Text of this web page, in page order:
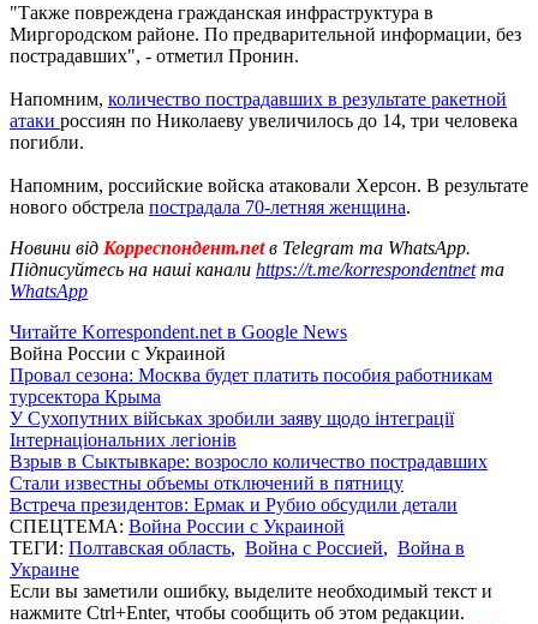
"Также повреждена гражданская инфраструктура в
Миргородском районе. По предварительной информации, без
пострадавших", - отметил Пронин.
Напомним, количество пострадавших в результате ракетной
атаки россиян по Николаеву увеличилось до 14, три человека
погибли.
Напомним, российские войска атаковали Херсон. В результате
нового обстрела пострадала 70-летняя женщина.
Новини від Корреспондент.netв Telegram та WhatsApp.
Підписуйтесь на наші канали https://t.me/korrespondentnetта
WhatsApp
Читайте Korrespondent.net в Google News
Война России с Украиной
Провал сезона: Москва будет платить пособия работникам
турсектора Крыма
У Сухопутних військах зробили заяву щодо інтеграції
Інтернаціональних легіонів
Взрыв в Сыктывкаре: возросло количество пострадавших
Стали известны объемы отключений в пятницу
Встреча президентов: Ермак и Рубио обсудили детали
СПЕЦТЕМА: Война России с Украиной
ТЕГИ: Полтавская область, Война с Россией, Война в
Украине
Если вы заметили ошибку, выделите необходимый текст и
нажмите Ctrl+Enter, чтобы сообщить об этом редакции.